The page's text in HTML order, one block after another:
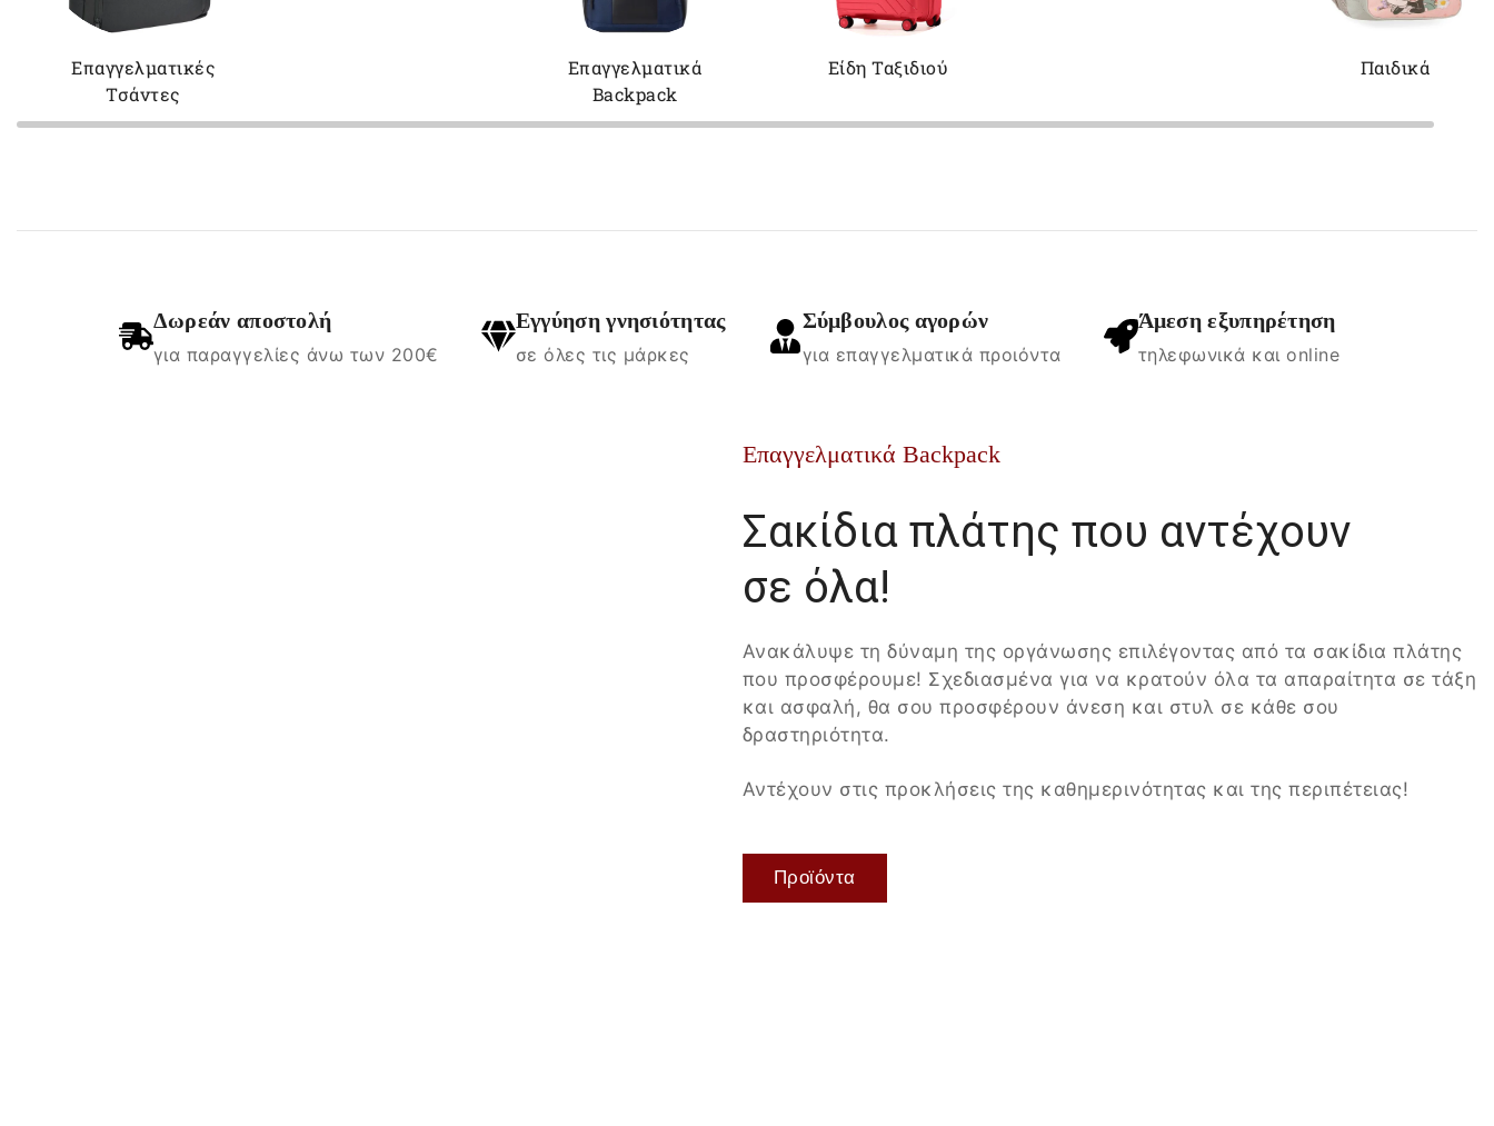
Επαγγελματικές
Τσάντες
Επαγγελματικά
Backpack
Είδη Ταξιδιού Παιδικά
Δωρεάν αποστολή
για παραγγελίες άνω των 200€
Εγγύηση γνησιότητας
σε όλες τις μάρκες
Σύμβουλος αγορών
για επαγγελματικά προιόντα
Άμεση εξυπηρέτηση
τηλεφωνικά και online
Επαγγελματικά Backpack
Σακίδια πλάτης που αντέχουν
σε όλα!
Ανακάλυψε τη δύναμη της οργάνωσης επιλέγοντας από τα σακίδια πλάτης
που προσφέρουμε! Σχεδιασμένα για να κρατούν όλα τα απαραίτητα σε τάξη
και ασφαλή, θα σου προσφέρουν άνεση και στυλ σε κάθε σου
δραστηριότητα.
Αντέχουν στις προκλήσεις της καθημερινότητας και της περιπέτειας!
Προϊόντα